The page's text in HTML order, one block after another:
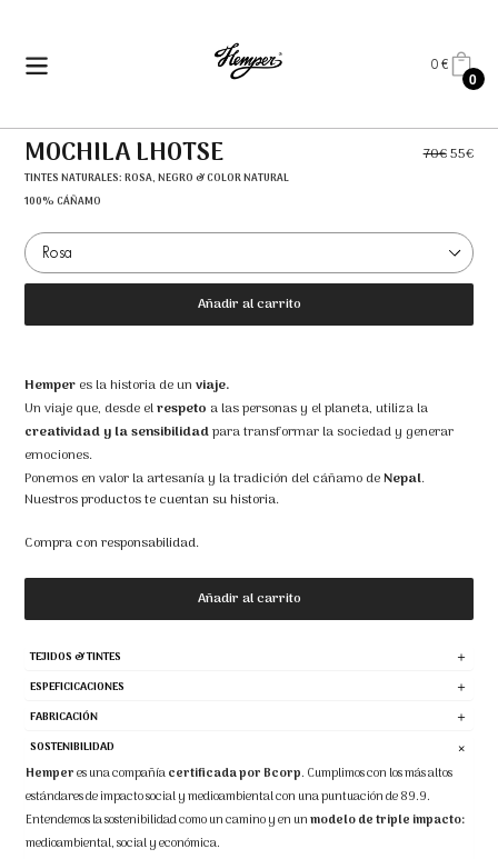
0 €
CARRITO
0
MOCHILA LHOTSE
TINTES NATURALES: ROSA, NEGRO & COLOR NATURAL
100% CÁÑAMO
70€55€
Añadir al carrito
Hemper es la historia de unviaje.
Un viaje que, desde elrespeto a las personas y el planeta, utiliza la
creatividad y la sensibilidadpara transformar la sociedad y generar
emociones.
Ponemos en valor la artesanía y la tradición del cáñamo deNepal.
Nuestros productos te cuentan su historia.
Compra con responsabilidad.
Añadir al carrito
TEJIDOS & TINTES
ESPEFICICACIONES
FABRICACIÓN
SOSTENIBILIDAD
Hemperes una compañíacertificada por Bcorp. Cumplimos con los más altos
estándares de impacto social y medioambiental con una puntuación de 89.9.
Entendemos la sostenibilidad como un camino y en unmodelo de triple impacto:
medioambiental, social y económica.